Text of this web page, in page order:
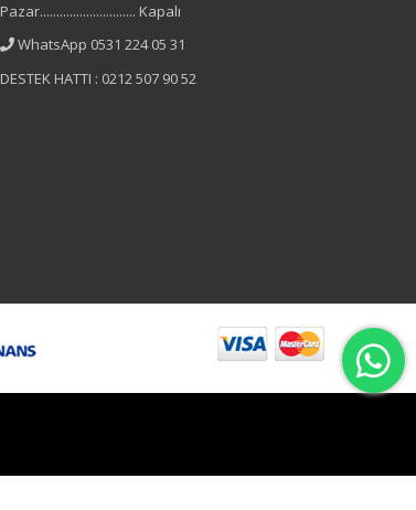
Pazar............................. Kapalı
WhatsApp 0531 224 05 31
DESTEK HATTI : 0212 507 90 52